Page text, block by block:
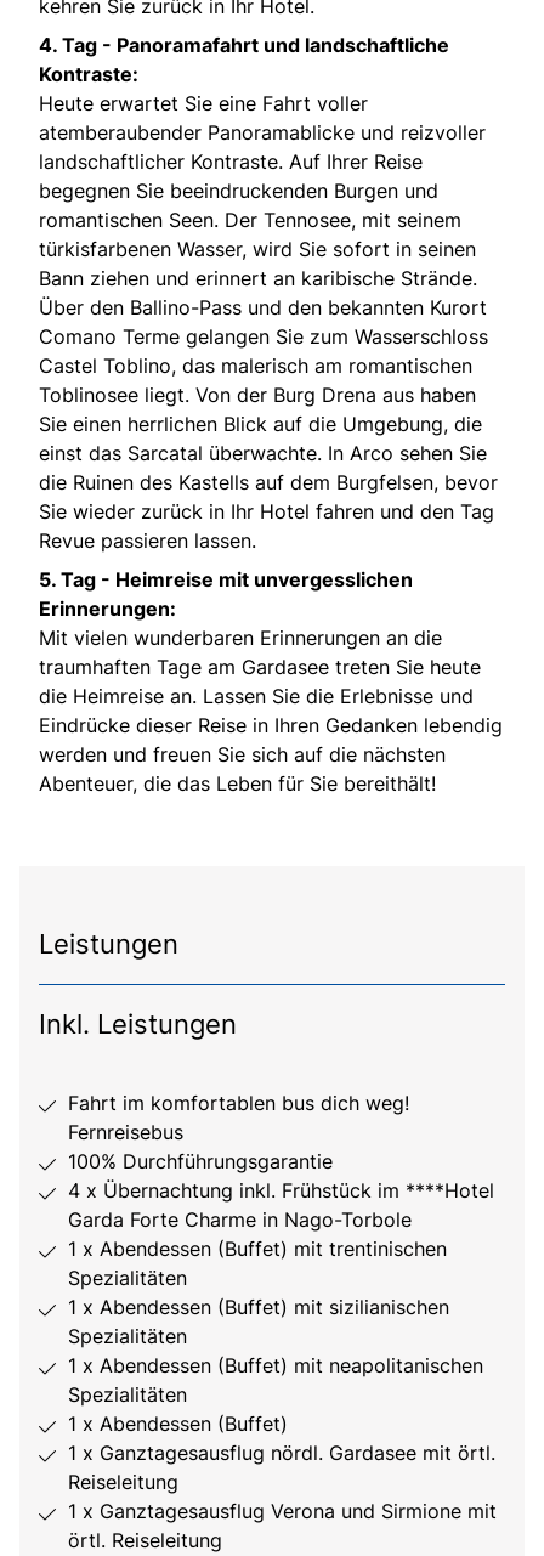
kehren Sie zurück in Ihr Hotel.
4. Tag - Panoramafahrt und landschaftliche
Kontraste:
Heute erwartet Sie eine Fahrt voller
atemberaubender Panoramablicke und reizvoller
landschaftlicher Kontraste. Auf Ihrer Reise
begegnen Sie beeindruckenden Burgen und
romantischen Seen. Der Tennosee, mit seinem
türkisfarbenen Wasser, wird Sie sofort in seinen
Bann ziehen und erinnert an karibische Strände.
Über den Ballino-Pass und den bekannten Kurort
Comano Terme gelangen Sie zum Wasserschloss
Castel Toblino, das malerisch am romantischen
Toblinosee liegt. Von der Burg Drena aus haben
Sie einen herrlichen Blick auf die Umgebung, die
einst das Sarcatal überwachte. In Arco sehen Sie
die Ruinen des Kastells auf dem Burgfelsen, bevor
Sie wieder zurück in Ihr Hotel fahren und den Tag
Revue passieren lassen.
5. Tag - Heimreise mit unvergesslichen
Erinnerungen:
Mit vielen wunderbaren Erinnerungen an die
traumhaften Tage am Gardasee treten Sie heute
die Heimreise an. Lassen Sie die Erlebnisse und
Eindrücke dieser Reise in Ihren Gedanken lebendig
werden und freuen Sie sich auf die nächsten
Abenteuer, die das Leben für Sie bereithält!
Leistungen
Inkl. Leistungen
Fahrt im komfortablen bus dich weg!
Fernreisebus
100% Durchführungsgarantie
4 x Übernachtung inkl. Frühstück im ****Hotel
Garda Forte Charme in Nago-Torbole
1 x Abendessen (Buffet) mit trentinischen
Spezialitäten
1 x Abendessen (Buffet) mit sizilianischen
Spezialitäten
1 x Abendessen (Buffet) mit neapolitanischen
Spezialitäten
1 x Abendessen (Buffet)
1 x Ganztagesausflug nördl. Gardasee mit örtl.
Reiseleitung
1 x Ganztagesausflug Verona und Sirmione mit
örtl. Reiseleitung